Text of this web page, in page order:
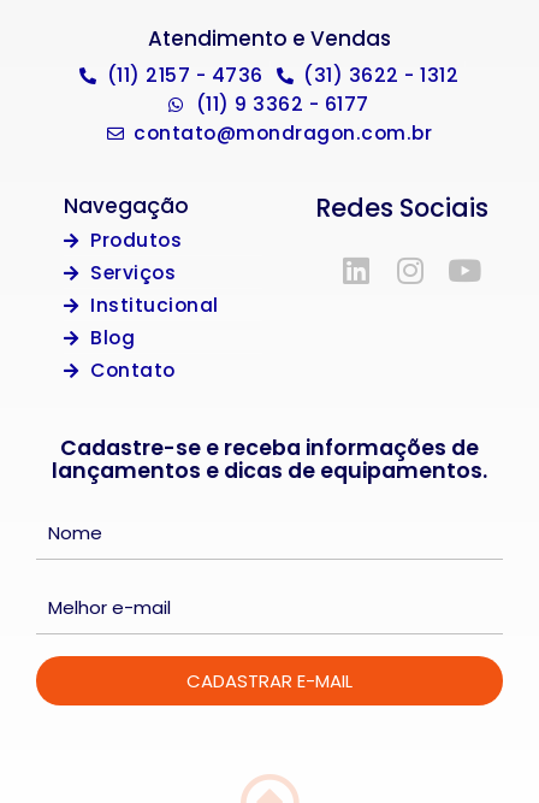
Atendimento e Vendas
(11) 2157 - 4736
(31) 3622 - 1312
(11) 9 3362 - 6177
contato@mondragon.com.br
Navegação
Produtos
Serviços
Institucional
Blog
Contato
Redes Sociais
Cadastre-se e receba informações de
lançamentos e dicas de equipamentos.